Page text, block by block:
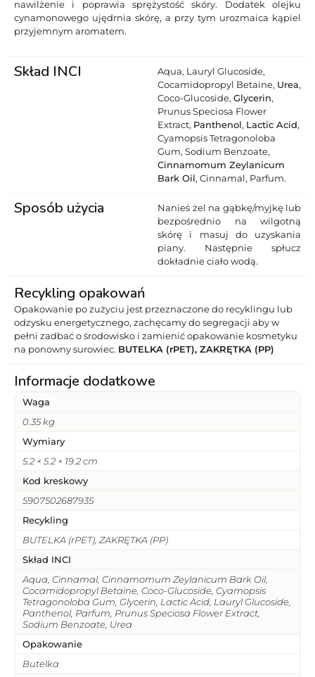
nawilżenie i poprawia sprężystość skóry. Dodatek olejku
cynamonowego ujędrnia skórę, a przy tym urozmaica kąpiel
przyjemnym aromatem.
Skład INCI
Aqua, Lauryl Glucoside,
Cocamidopropyl Betaine, Urea,
Coco-Glucoside, Glycerin,
Prunus Speciosa Flower
Extract, Panthenol, Lactic Acid,
Cyamopsis Tetragonoloba
Gum, Sodium Benzoate,
Cinnamomum Zeylanicum
Bark Oil, Cinnamal, Parfum.
Sposób użycia
Nanieś żel na gąbkę/myjkę lub
bezpośrednio na wilgotną
skórę i masuj do uzyskania
piany. Następnie spłucz
dokładnie ciało wodą.
Recykling opakowań
Opakowanie po zużyciu jest przeznaczone do recyklingu lub
odzysku energetycznego, zachęcamy do segregacji aby w
pełni zadbać o środowisko i zamienić opakowanie kosmetyku
na ponowny surowiec. BUTELKA (rPET), ZAKRĘTKA (PP)
Informacje dodatkowe
Waga
0.35 kg
Wymiary
5.2 × 5.2 × 19.2 cm
Kod kreskowy
5907502687935
Recykling
BUTELKA (rPET), ZAKRĘTKA (PP)
Skład INCI
Aqua, Cinnamal, Cinnamomum Zeylanicum Bark Oil,
Cocamidopropyl Betaine, Coco-Glucoside, Cyamopsis
Tetragonoloba Gum, Glycerin, Lactic Acid, Lauryl Glucoside,
Panthenol, Parfum, Prunus Speciosa Flower Extract,
Sodium Benzoate, Urea
Opakowanie
Butelka